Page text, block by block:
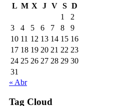
L M X J V S D
1
2
3
4 5 6 7 8
9
10 11 12 13 14 15 16
17 18 19 20 21 22 23
24 25 26 27 28 29 30
31
« Abr
Tag Cloud